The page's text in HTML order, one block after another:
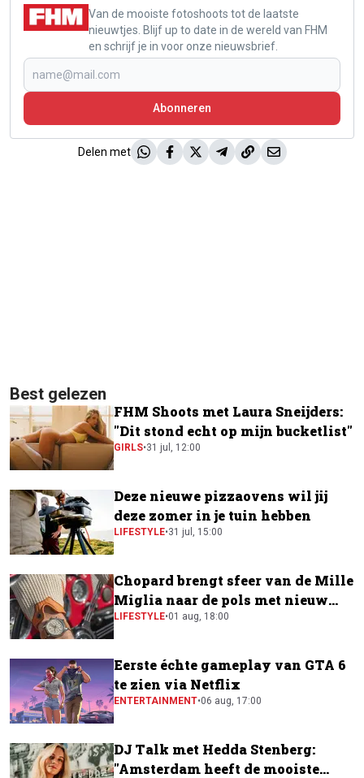
Van de mooiste fotoshoots tot de laatste
nieuwtjes. Blijf up to date in de wereld van FHM
en schrijf je in voor onze nieuwsbrief.
Abonneren
Delen met
Best gelezen
FHM Shoots met Laura Sneijders:
"Dit stond echt op mijn bucketlist"
GIRLS•31 jul, 12:00
Deze nieuwe pizzaovens wil jij
deze zomer in je tuin hebben
LIFESTYLE•31 jul, 15:00
Chopard brengt sfeer van de Mille
Miglia naar de pols met nieuw
horloge
LIFESTYLE•01 aug, 18:00
Eerste échte gameplay van GTA 6
te zien via Netflix
ENTERTAINMENT•06 aug, 17:00
DJ Talk met Hedda Stenberg:
"Amsterdam heeft de mooiste